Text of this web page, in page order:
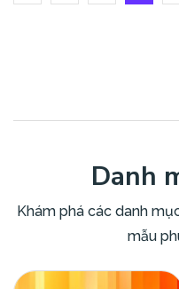
Danh
Khám phá các danh
mẫu